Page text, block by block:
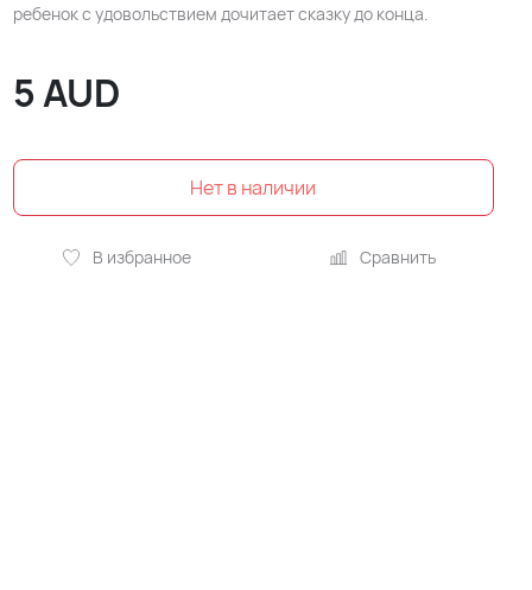
ребенок с удовольствием дочитает сказку до конца.
5AUD
В избранное Сравнить